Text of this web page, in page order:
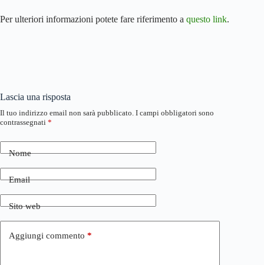
Per ulteriori informazioni potete fare riferimento a questo link.
Lascia una risposta
Il tuo indirizzo email non sarà pubblicato. I campi obbligatori sono
contrassegnati *
Nome
Email
Sito web
Aggiungi commento *